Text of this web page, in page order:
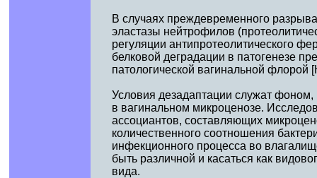
В случаях преждевременного
эластазы нейтрофилов
регуляции антипротеолитического
белковой деградации в патогенезе
патологической вагинальной флорой
Условия дезадаптации служат
в вагинальном микроценозе.
ассоциантов, составляющих
количественного соотношения
инфекционного процесса во
быть различной и касаться как
вида.